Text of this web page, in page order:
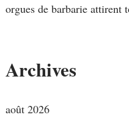
orgues de barbarie attirent
Archives
août 2026